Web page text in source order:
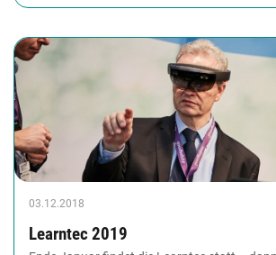
03.12.2018
Learntec 2019